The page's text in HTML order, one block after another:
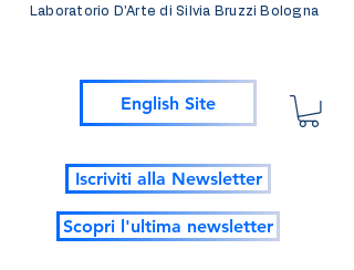
Laboratorio D'Arte di Silvia Bruzzi Bologna
English Site
Iscriviti alla Newsletter
Scopri l'ultima newsletter